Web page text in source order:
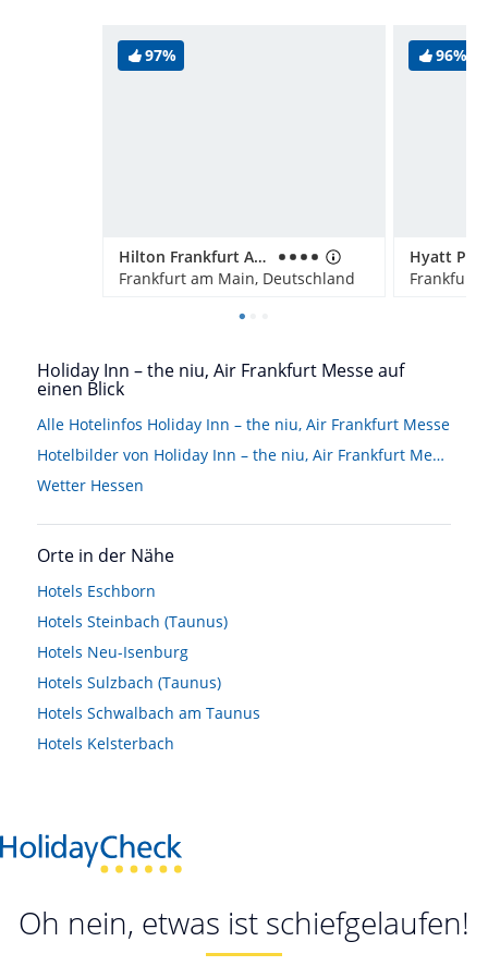
97%
Hilton Frankfurt Airport
Frankfurt am Main, Deutschland
96%
Frankfurt
Holiday Inn – the niu, Air Frankfurt Messe auf
einen Blick
Alle Hotelinfos Holiday Inn – the niu, Air Frankfurt Messe
Hotelbilder von Holiday Inn – the niu, Air Frankfurt Messe
Wetter Hessen
Orte in der Nähe
Hotels Eschborn
Hotels Steinbach (Taunus)
Hotels Neu-Isenburg
Hotels Sulzbach (Taunus)
Hotels Schwalbach am Taunus
Hotels Kelsterbach
Oh nein, etwas ist schiefgelaufen!